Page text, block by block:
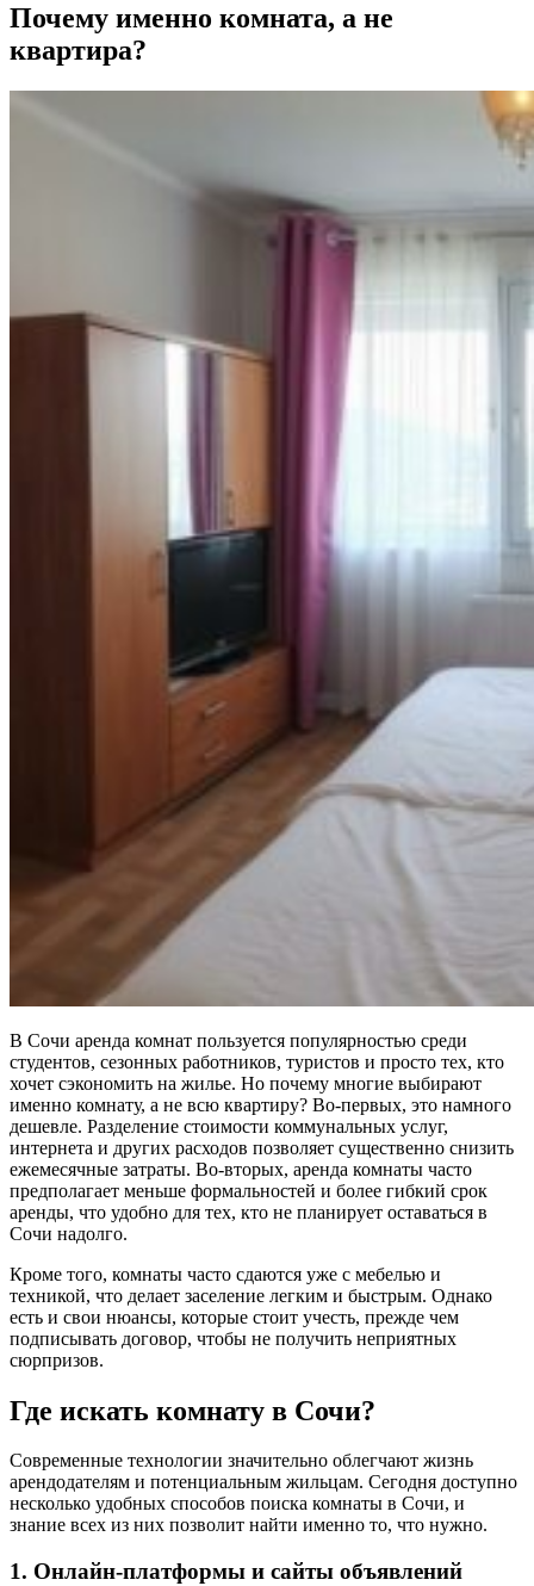
Почему именно комната, а не
квартира?
В Сочи аренда комнат пользуется популярностью среди
студентов, сезонных работников, туристов и просто тех, кто
хочет сэкономить на жилье. Но почему многие выбирают
именно комнату, а не всю квартиру? Во-первых, это намного
дешевле. Разделение стоимости коммунальных услуг,
интернета и других расходов позволяет существенно снизить
ежемесячные затраты. Во-вторых, аренда комнаты часто
предполагает меньше формальностей и более гибкий срок
аренды, что удобно для тех, кто не планирует оставаться в
Сочи надолго.
Кроме того, комнаты часто сдаются уже с мебелью и
техникой, что делает заселение легким и быстрым. Однако
есть и свои нюансы, которые стоит учесть, прежде чем
подписывать договор, чтобы не получить неприятных
сюрпризов.
Где искать комнату в Сочи?
Современные технологии значительно облегчают жизнь
арендодателям и потенциальным жильцам. Сегодня доступно
несколько удобных способов поиска комнаты в Сочи, и
знание всех из них позволит найти именно то, что нужно.
1. Онлайн-платформы и сайты объявлений